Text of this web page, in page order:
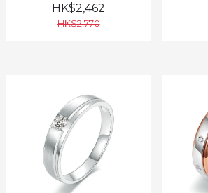
HK$2,462
HK$2,770